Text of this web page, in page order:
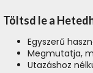
Töltsd le a
Egyszerű
Megmutatja,
Utazáshoz